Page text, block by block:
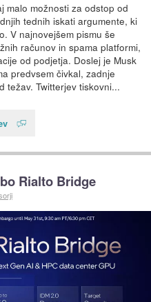
malo možnosti za odstop od
tednih iskati argumente, ki
V najnovejšem pismu še
računov in spama platformi,
od podjetja. Doslej je Musk
predvsem čivkal, zadnje
težav. Twitterjev tiskovni...
Rialto Bridge